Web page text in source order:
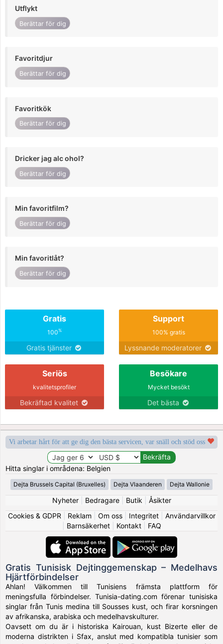
Utflykt
Berättar för dig
Favoritdjur
Berättar för dig
Favoritkök
Berättar för dig
Dricker jag alc ohol?
Berättar för dig
Min favoritfilm?
Berättar för dig
Min favoritlåt?
Berättar för dig
Gratis
100%
Gratis tjänster
Support
100% gratis
Lyssnande moderatorer
Seriös
kvalitetsprofiler
Bekräftad kvalitet
Besökare
Mycket besökt
Det bästa
Vi arbetar hårt för att ge dig den bästa servicen, var snäll och stöd oss
Hitta singlar i områdena: Belgien
Dejta Brussels Capital (Bruxelles) Dejta Vlaanderen Dejta Wallonie
Nyheter| Bedragare| Butik
Åsikter
Cookies & GDPR
Reklam Om oss| Integritet| Användarvillkor
Barnsäkerhet| Kontakt| FAQ
Gratis Tunisisk Dejtinggemenskap – Medelhavs
Hjärtförbindelser
Ahlan! Välkommen till Tunisiens främsta plattform för
meningsfulla förbindelser. Tunisia-dating.com förenar tunisiska
singlar från Tunis medina till Sousses kust, och firar korsningen
av afrikanska, arabiska och medelhavskulturer.
Oavsett om du är i historiska Kairouan, kust Bizerte eller de
moderna distrikten i Sfax, anslut med kompatibla tunisier som